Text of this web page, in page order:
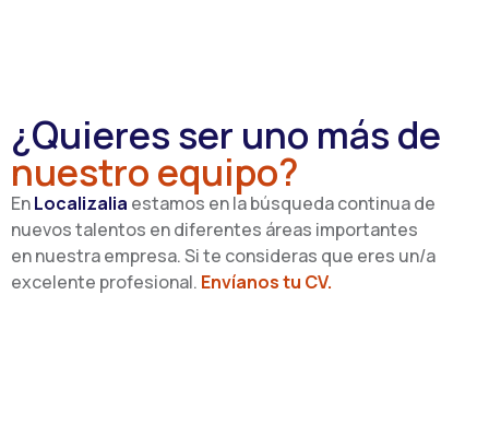
¿Quieres ser uno más de
nuestro equipo?
EnLocalizalia estamos en la búsqueda continua de
nuevos talentos en diferentes áreas importantes
en nuestra empresa. Si te consideras que eres un/a
excelente profesional. Envíanos tu CV.